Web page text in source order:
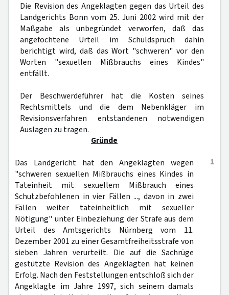
Die Revision des Angeklagten gegen das Urteil des
Landgerichts Bonn vom 25. Juni 2002 wird mit der
Maßgabe als unbegründet verworfen, daß das
angefochtene Urteil im Schuldspruch dahin
berichtigt wird, daß das Wort "schweren" vor den
Worten "sexuellen Mißbrauchs eines Kindes"
entfällt.
Der Beschwerdeführer hat die Kosten seines
Rechtsmittels und die dem Nebenkläger im
Revisionsverfahren entstandenen notwendigen
Auslagen zu tragen.
Gründe
1
Das Landgericht hat den Angeklagten wegen
"schweren sexuellen Mißbrauchs eines Kindes in
Tateinheit mit sexuellem Mißbrauch eines
Schutzbefohlenen in vier Fällen ..., davon in zwei
Fällen weiter tateinheitlich mit sexueller
Nötigung" unter Einbeziehung der Strafe aus dem
Urteil des Amtsgerichts Nürnberg vom 11.
Dezember 2001 zu einer Gesamtfreiheitsstrafe von
sieben Jahren verurteilt. Die auf die Sachrüge
gestützte Revision des Angeklagten hat keinen
Erfolg. Nach den Feststellungen entschloß sich der
Angeklagte im Jahre 1997, sich seinem damals